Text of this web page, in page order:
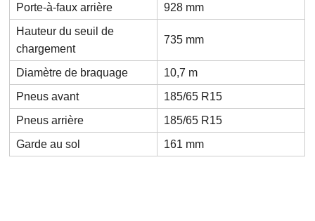
Porte-à-faux arrière
928 mm
Hauteur du seuil de
chargement
735 mm
Diamètre de braquage
10,7 m
Pneus avant
185/65 R15
Pneus arrière
185/65 R15
Garde au sol
161 mm